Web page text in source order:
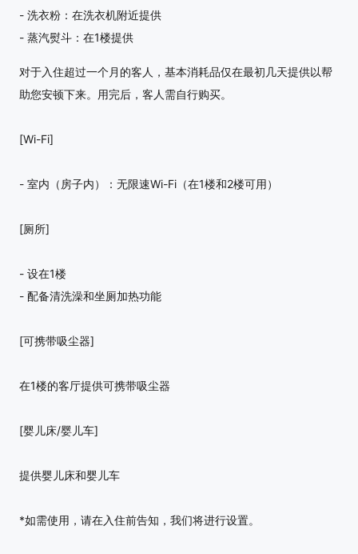
- 洗衣粉：在洗衣机附近提供
- 蒸汽熨斗：在1楼提供
对于入住超过一个月的客人，基本消耗品仅在最初几天提供以帮
助您安顿下来。用完后，客人需自行购买。
[Wi-Fi]
- 室内（房子内）：无限速Wi-Fi（在1楼和2楼可用）
[厕所]
- 设在1楼
- 配备清洗澡和坐厕加热功能
[可携带吸尘器]
在1楼的客厅提供可携带吸尘器
[婴儿床/婴儿车]
提供婴儿床和婴儿车
*如需使用，请在入住前告知，我们将进行设置。